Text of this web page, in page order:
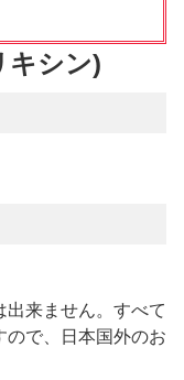
キシン)
来ません。すべて
ので、日本国外のお